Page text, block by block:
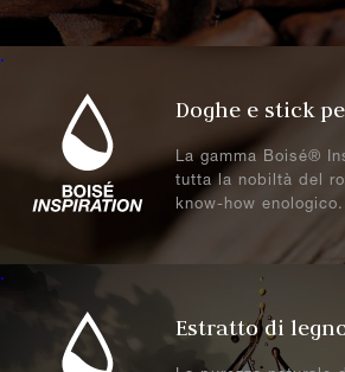
.
Doghe e stick
La gamma Boisé®
tutta la nobiltà del
know-how enologico.
.
Estratto di